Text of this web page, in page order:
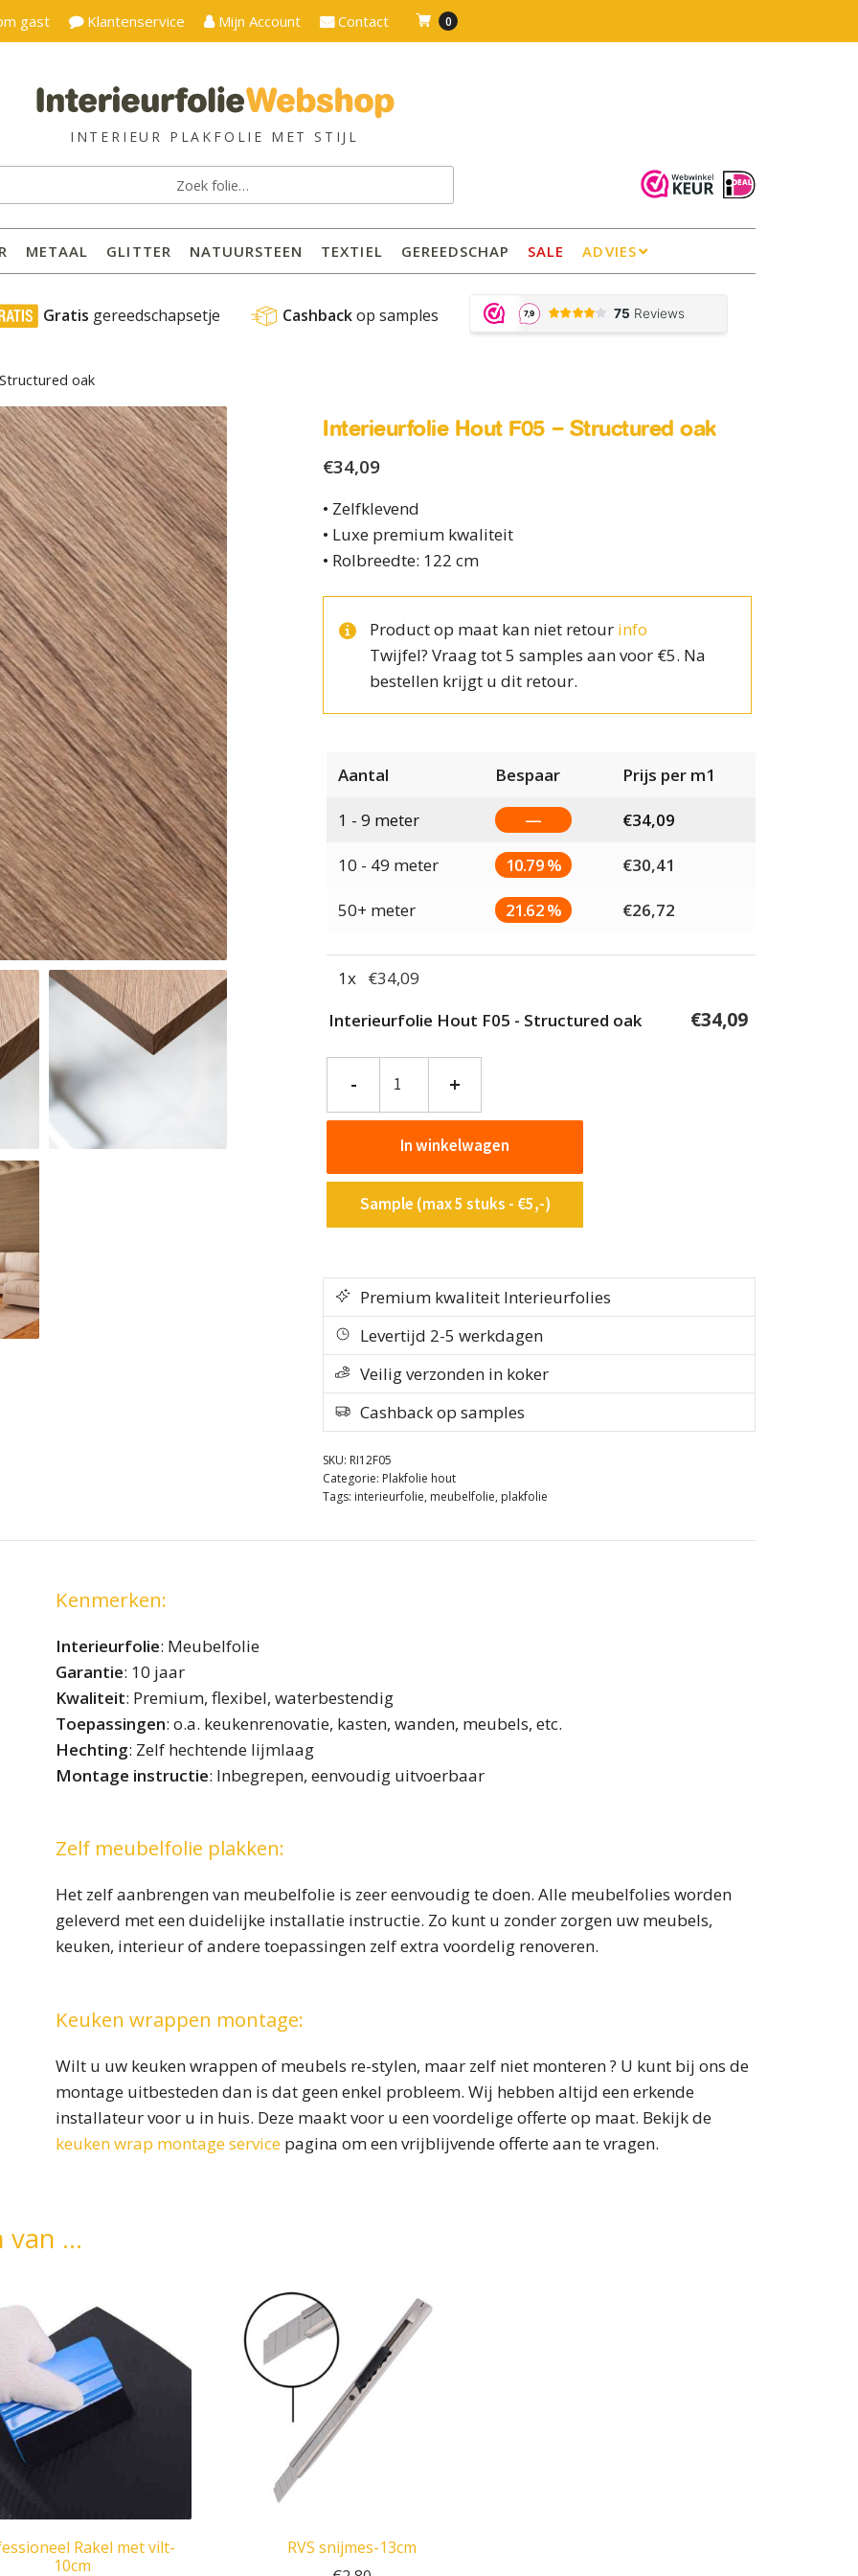
gast Klantenservice Mijn Account Contact 0
METAAL GLITTER NATUURSTEEN TEXTIEL GEREEDSCHAP SALE ADVIES
Gratis gereedschapsetje Cashback op samples
oak
Interieurfolie Hout F05 – Structured oak
€34,09
• Zelfklevend
• Luxe premium kwaliteit
• Rolbreedte: 122 cm
Product op maat kan niet retour info
Twijfel? Vraag tot 5 samples aan voor €5. Na
bestellen krijgt u dit retour.
Aantal Bespaar Prijs per m1
1 - 9 meter — €34,09
10 - 49 meter 10.79 % €30,41
50+ meter 21.62 % €26,72
1x €34,09
Interieurfolie Hout F05 - Structured oak
€34,09
-
F05
Structured
aantal
+
In winkelwagen
Sample (max 5 stuks - €5,-)
Premium kwaliteit Interieurfolies
Levertijd 2-5 werkdagen
Veilig verzonden in koker
Cashback op samples
SKU: RI12F05
Categorie: Plakfolie hout
Tags: interieurfolie, meubelfolie, plakfolie
Kenmerken:
Interieurfolie: Meubelfolie
Garantie: 10 jaar
Kwaliteit: Premium, flexibel, waterbestendig
Toepassingen: o.a. keukenrenovatie, kasten, wanden, meubels, etc.
Hechting: Zelf hechtende lijmlaag
Montage instructie: Inbegrepen, eenvoudig uitvoerbaar
Zelf meubelfolie plakken:
Het zelf aanbrengen van meubelfolie is zeer eenvoudig te doen. Alle meubelfolies worden
geleverd met een duidelijke installatie instructie. Zo kunt u zonder zorgen uw meubels,
keuken, interieur of andere toepassingen zelf extra voordelig renoveren.
Keuken wrappen montage:
Wilt u uw keuken wrappen of meubels re-stylen, maar zelf niet monteren ? U kunt bij ons de
montage uitbesteden dan is dat geen enkel probleem. Wij hebben altijd een erkende
installateur voor u in huis. Deze maakt voor u een voordelige offerte op maat. Bekijk de
keuken wrap montage servicepagina om een vrijblijvende offerte aan te vragen.
van …
Rakel met vilt-
10cm
RVS snijmes-13cm